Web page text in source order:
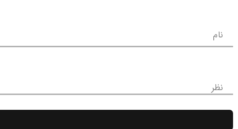
نام
نظر